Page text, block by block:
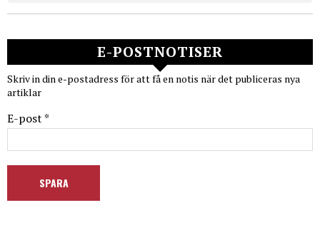
E-POSTNOTISER
Skriv in din e-postadress för att få en notis när det publiceras nya
artiklar
E-post *